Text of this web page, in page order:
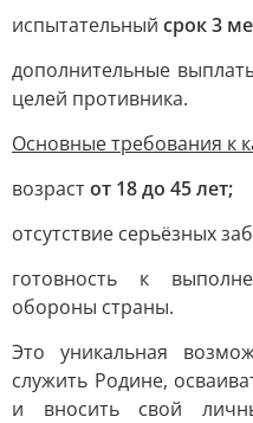
испытательный срок 3
дополнительные
целей противника.
Основные требования к
возрастот 18 до 45 лет;
отсутствие серьёзных
готовность к
обороны страны.
Это уникальная
служить Родине,
и вносить свой